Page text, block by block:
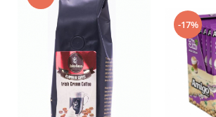
-17%